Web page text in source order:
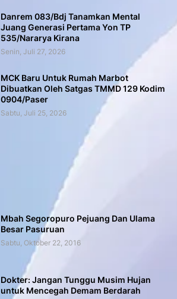
Danrem 083/Bdj Tanamkan Mental
Juang Generasi Pertama Yon TP
535/Nararya Kirana
Senin, Juli 27, 2026
MCK Baru Untuk Rumah Marbot
Dibuatkan Oleh Satgas TMMD 129 Kodim
0904/Paser
Sabtu, Juli 25, 2026
Mbah Segoropuro Pejuang Dan Ulama
Besar Pasuruan
Sabtu, Oktober 22, 2016
Dokter: Jangan Tunggu Musim Hujan
untuk Mencegah Demam Berdarah